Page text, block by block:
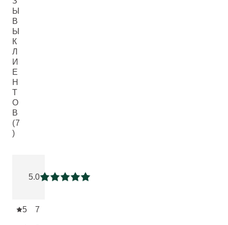
Ы
В
Ы
К
Л
И
Е
Н
Т
О
В
(7
)
5.0
Current rating: 5 out of 5 stars
5 7